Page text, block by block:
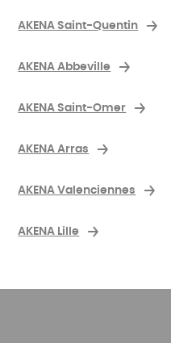
AKENA Saint-Quentin
AKENA Abbeville
AKENA Saint-Omer
AKENA Arras
AKENA Valenciennes
AKENA Lille